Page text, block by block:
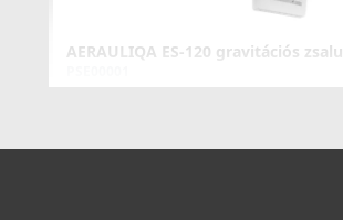
AERAULIQA ES-120 gravitációs zsalu
Saját raktárunkban